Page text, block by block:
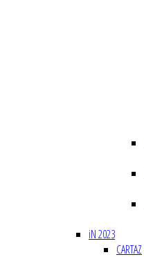
iN 2023
CARTAZ